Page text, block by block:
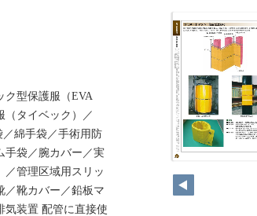
256
ク型保護服（EVA
（タイベック）／
／綿手袋／手術用防
袋／腕カバー／実
／管理区域用スリッ
／靴カバー／鉛板マ
気装置 配管に直接使